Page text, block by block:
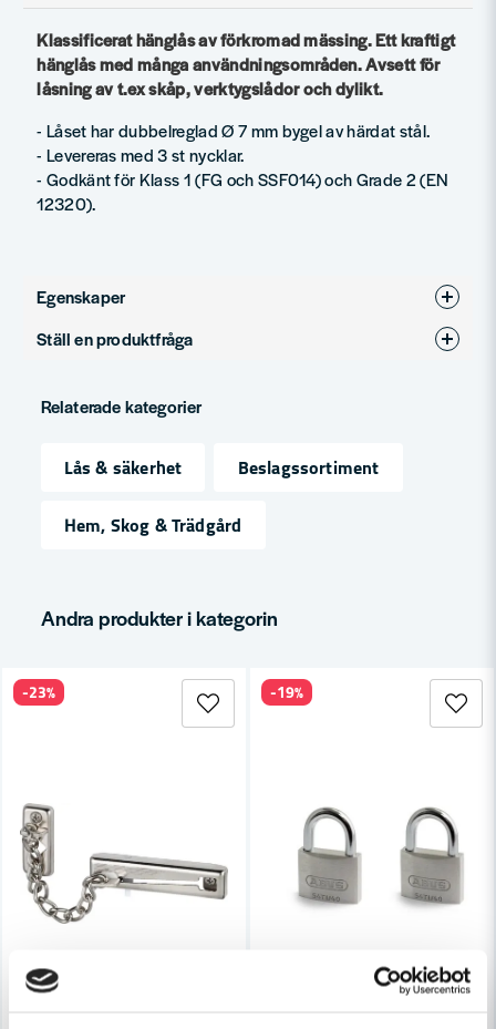
Klassificerat hänglås av förkromad mässing. Ett kraftigt
hänglås med många användningsområden. Avsett för
låsning av t.ex skåp, verktygslådor och dylikt.
- Låset har dubbelreglad Ø 7 mm bygel av härdat stål.
- Levereras med 3 st nycklar.
- Godkänt för Klass 1 (FG och SSF014) och Grade 2 (EN
12320).
Egenskaper
Produkttyp
Ställ en produktfråga
Fråga oss något om denna produkten...
Namn
Ja, ni får publicera min fråga
Relaterade kategorier
Lås & säkerhet
Beslagssortiment
Hem, Skog & Trädgård
Andra produkter i kategorin
-23% -19%